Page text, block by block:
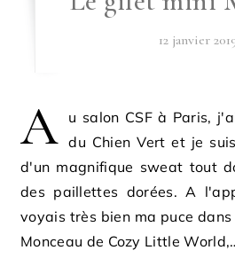
12 janvier
A
u salon CSF à Paris,
du Chien Vert et je
d'un magnifique sweat tout
des paillettes dorées. A
voyais très bien ma puce
Monceau de Cozy Little